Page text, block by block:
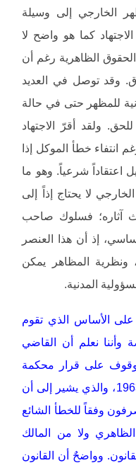
الخارجي إلى وسيلة
كما هو واضح لا
الحقوق الظاهرية رغم أن
وقد توصل في العديد
للمظهر حتى في حالة
ولقد أقرّ الاجتهاد
انتفاء خطأ الموكل إذا
اعتقاداً شرعياً. وهو ما
لا يحتاج إذاً إلى
آثاره؛ فسلوك صاحب
إذ أن هذا العنصر
ونظرية المظاهر يمكن
المدنية.
على الأساس الذي تقوم
وأننا نعلم أن القاضي
على قرار محكمة
التمييز الفرنسية المؤرخ في 3/4/ 1963، والذي يشير إلى أن
وفقاً للخطأ الشائع
ولا من المالك
وواضحٌ أن القانون